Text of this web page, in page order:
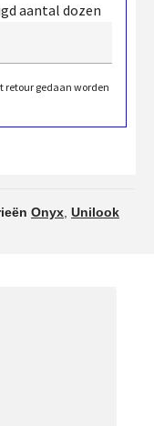
aantal dozen
retour gedaan worden
Onyx Unilook